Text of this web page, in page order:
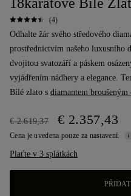
(4)
Odhalte žár svého středového
prostřednictvím našeho luxusního
dvojitou svatozáří a páskem
vyjádřením nádhery a elegance.
Bílé zlato s diamantem
€ 2.619,37 € 2.357,43
Cena je uvedena pouze za nastavení.
Plaťte v 3 splátkách